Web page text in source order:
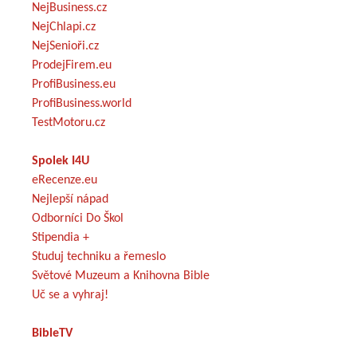
NejBusiness.cz
NejChlapi.cz
NejSenioři.cz
ProdejFirem.eu
ProfiBusiness.eu
ProfiBusiness.world
TestMotoru.cz
Spolek I4U
eRecenze.eu
Nejlepší nápad
Odborníci Do Škol
Stipendia +
Studuj techniku a řemeslo
Světové Muzeum a Knihovna Bible
Uč se a vyhraj!
BibleTV